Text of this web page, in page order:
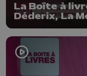
La Boîte à
Déderix, La
intérieure